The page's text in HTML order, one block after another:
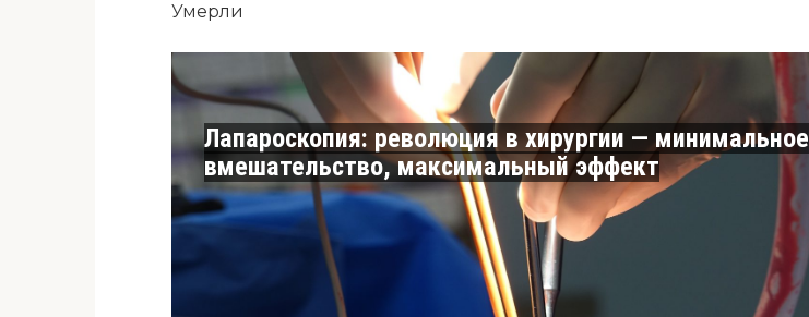
Умерли
Лапароскопия: революция в хирургии — минимальное
вмешательство, максимальный эффект